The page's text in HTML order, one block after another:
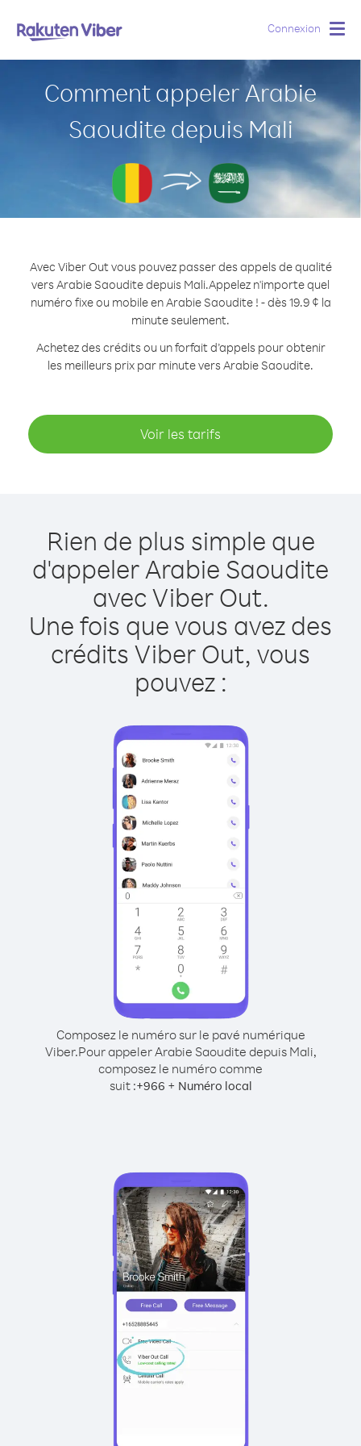
Connexion
Comment appeler Arabie
Saoudite depuis Mali
Avec Viber Out vous pouvez passer des appels de qualité
vers Arabie Saoudite depuis Mali.Appelez n'importe quel
numéro fixe ou mobile en Arabie Saoudite ! - dès 19.9 ¢ la
minute seulement.
Achetez des crédits ou un forfait d’appels pour obtenir
les meilleurs prix par minute vers Arabie Saoudite.
Voir les tarifs
Rien de plus simple que
d'appeler Arabie Saoudite
avec Viber Out.
Une fois que vous avez des
crédits Viber Out, vous
pouvez :
Composez le numéro sur le pavé numérique
Viber.Pour appeler Arabie Saoudite depuis Mali,
composez le numéro comme
suit :+966 + Numéro local